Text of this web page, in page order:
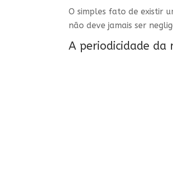
O simples fato de existir
não deve jamais ser
A periodicidade